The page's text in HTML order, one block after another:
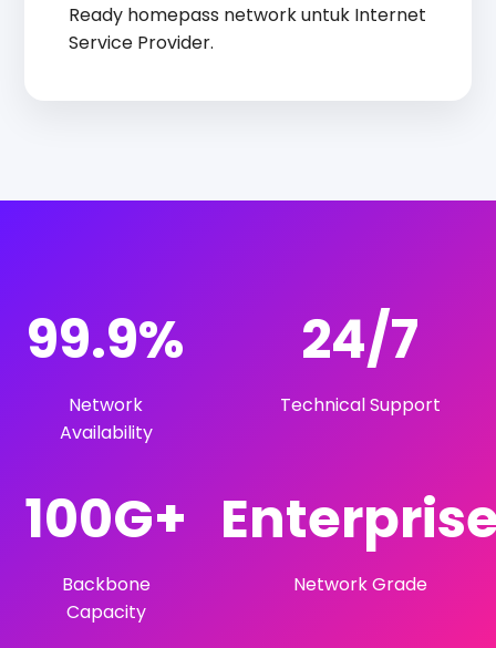
Ready homepass network untuk Internet
Service Provider.
99.9%
Network
Availability
24/7
Technical Support
100G+
Backbone
Capacity
Network Grade